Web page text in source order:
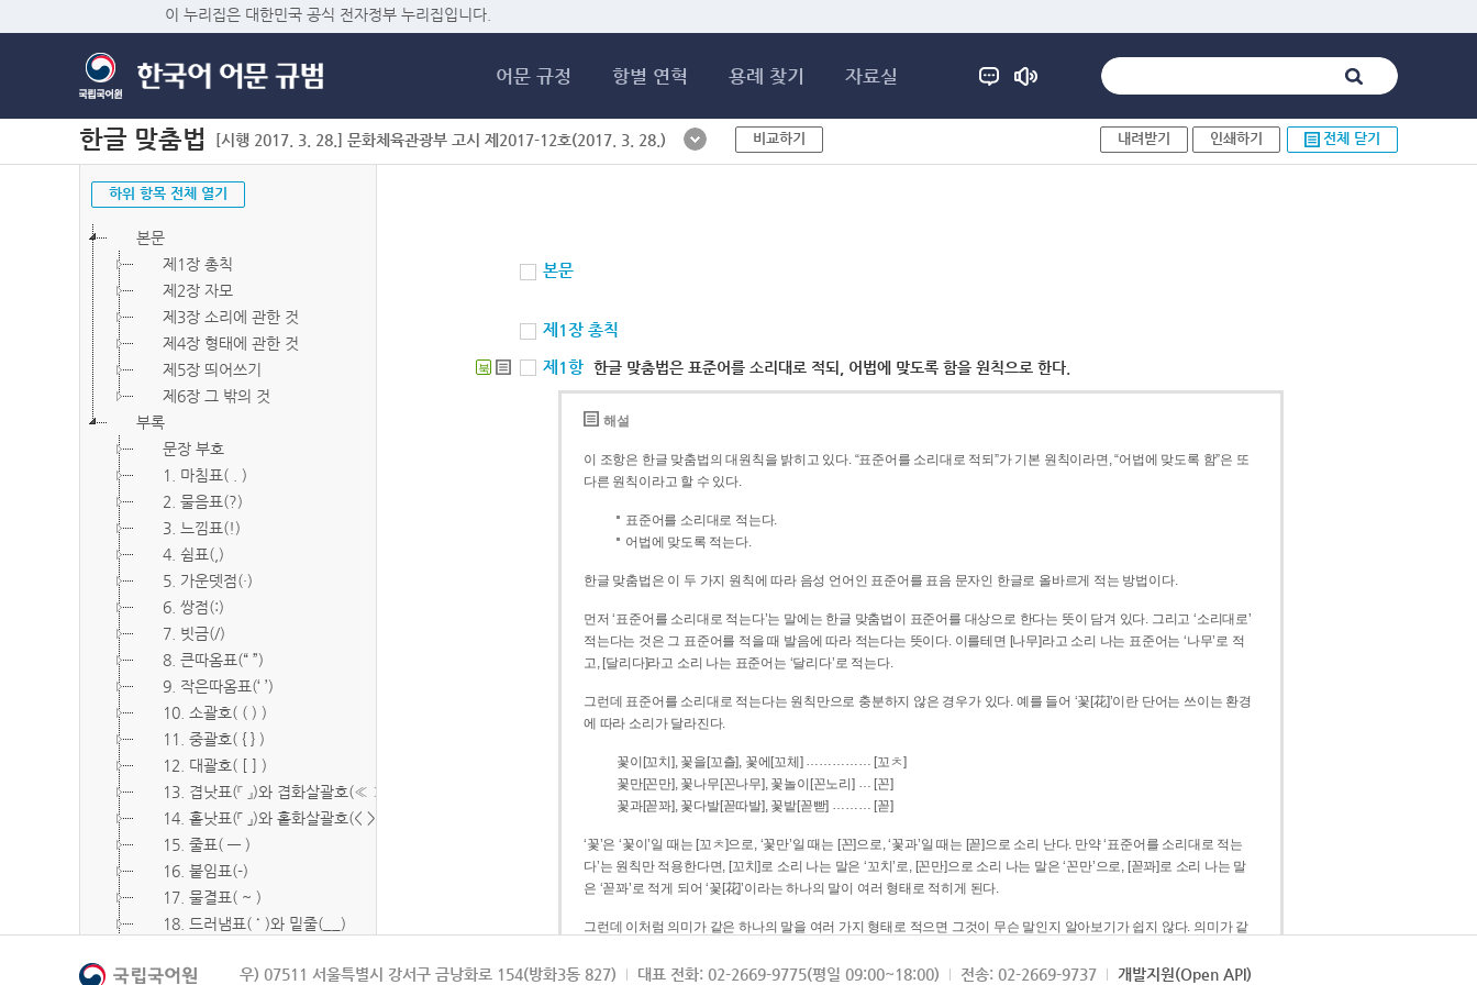
이 누리집은 대한민국 공식 전자정부 누리집입니다.
어문 규정 항별 연혁 용례 찾기 자료실
한글 맞춤법 [시행 2017. 3. 28.] 문화체육관광부 고시 제2017-12호(2017. 3. 28.) 비교하기 내려받기 인쇄하기 전체 닫기
하위 항목 전체 열기
본문
제1장 총칙
제2장 자모
제3장 소리에 관한 것
제4장 형태에 관한 것
제5장 띄어쓰기
제6장 그 밖의 것
부록
문장 부호
1. 마침표( . )
2. 물음표(?)
3. 느낌표(!)
4. 쉼표(,)
5. 가운뎃점(·)
6. 쌍점(:)
7. 빗금(/)
8. 큰따옴표(“ ”)
9. 작은따옴표(‘ ’)
10. 소괄호( ( ) )
11. 중괄호( { } )
12. 대괄호( [ ] )
13. 겹낫표(『 』)와 겹화살괄호(≪ ≫)
14. 홑낫표(「 」)와 홑화살괄호(< >)
15. 줄표( ― )
16. 붙임표(-)
17. 물결표( ~ )
18. 드러냄표( ˙ )와 밑줄(__)
20. 빠짐표( □ )
본문
제1장 총칙
북 제1항 한글 맞춤법은 표준어를 소리대로 적되, 어법에 맞도록 함을 원칙으로 한다.
해설
이 조항은 한글 맞춤법의 대원칙을 밝히고 있다. “표준어를 소리대로 적되”가 기본 원칙이라면, “어법에 맞도록 함”은 또
다른 원칙이라고 할 수 있다.
표준어를 소리대로 적는다.
어법에 맞도록 적는다.
한글 맞춤법은 이 두 가지 원칙에 따라 음성 언어인 표준어를 표음 문자인 한글로 올바르게 적는 방법이다.
먼저 ‘표준어를 소리대로 적는다’는 말에는 한글 맞춤법이 표준어를 대상으로 한다는 뜻이 담겨 있다. 그리고 ‘소리대로’
적는다는 것은 그 표준어를 적을 때 발음에 따라 적는다는 뜻이다. 이를테면 [나무]라고 소리 나는 표준어는 ‘나무’로 적
고, [달리다]라고 소리 나는 표준어는 ‘달리다’로 적는다.
그런데 표준어를 소리대로 적는다는 원칙만으로 충분하지 않은 경우가 있다. 예를 들어 ‘꽃[花]’이란 단어는 쓰이는 환경
에 따라 소리가 달라진다.
꽃이[꼬치], 꽃을[꼬츨], 꽃에[꼬체] …………… [꼬ㅊ]
꽃만[꼰만], 꽃나무[꼰나무], 꽃놀이[꼰노리] … [꼰]
꽃과[꼳꽈], 꽃다발[꼳따발], 꽃밭[꼳빧] ……… [꼳]
‘꽃’은 ‘꽃이’일 때는 [꼬ㅊ]으로, ‘꽃만’일 때는 [꼰]으로, ‘꽃과’일 때는 [꼳]으로 소리 난다. 만약 ‘표준어를 소리대로 적는
다’는 원칙만 적용한다면, [꼬치]로 소리 나는 말은 ‘꼬치’로, [꼰만]으로 소리 나는 말은 ‘꼰만’으로, [꼳꽈]로 소리 나는 말
은 ‘꼳꽈’로 적게 되어 ‘꽃[花]’이라는 하나의 말이 여러 형태로 적히게 된다.
그런데 이처럼 의미가 같은 하나의 말을 여러 가지 형태로 적으면 그것이 무슨 말인지 알아보기가 쉽지 않다. 의미가 같
되게 적는 것이 의미를 파악하는 데 효과적이다.
우) 07511 서울특별시 강서구 금낭화로 154(방화3동 827) 대표 전화: 02-2669-9775(평일 09:00~18:00) 전송: 02-2669-9737 개발지원(Open API)